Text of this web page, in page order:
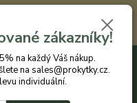
5% na každý nákup. Máte-li
Po jeho ověření
na registraci →
0ks
zákazníky!
na každý Váš nákup.
na sales@prokytky.cz.
individuální.